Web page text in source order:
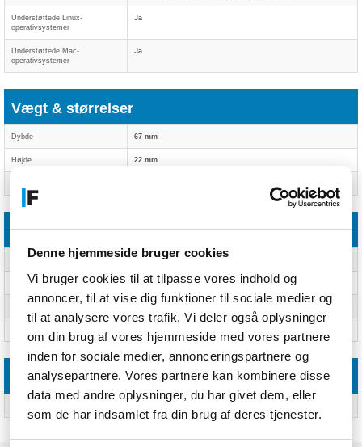
Denne hjemmeside bruger cookies
Vi bruger cookies til at tilpasse vores indhold og
annoncer, til at vise dig funktioner til sociale medier og
til at analysere vores trafik. Vi deler også oplysninger
om din brug af vores hjemmeside med vores partnere
inden for sociale medier, annonceringspartnere og
analysepartnere. Vores partnere kan kombinere disse
data med andre oplysninger, du har givet dem, eller
som de har indsamlet fra din brug af deres tjenester.
Understøttede Linux-
operativsystemer
Ja
Understøttede Mac-
operativsystemer
Ja
Vægt & størrelser
Dybde 67 mm
Højde 22 mm
Emballeringsdata
Pakkebredde 110 mm
Pakkedybde 109 mm
81,5 mm
Logistik data